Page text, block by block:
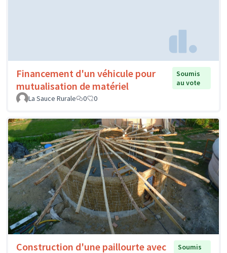
Financement d'un véhicule pour
mutualisation de matériel
Soumis
au vote
La Sauce Rurale
0 0
Construction d'une paillourte avec
Soumis